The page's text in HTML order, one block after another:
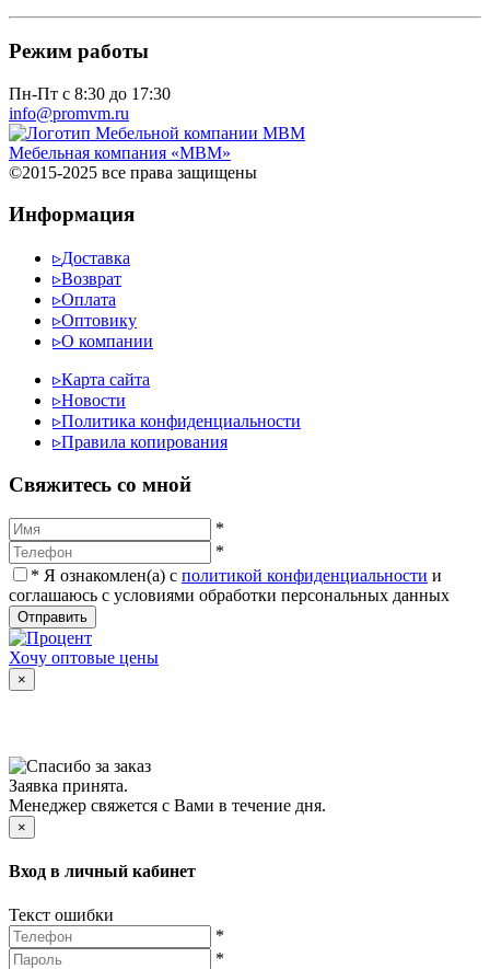
Режим работы
Пн-Пт с 8:30 до 17:30
info@promvm.ru
Мебельная компания «МВМ»
©2015-2025 все права защищены
Информация
▹Доставка
▹Возврат
▹Оплата
▹Оптовику
▹О компании
▹Карта сайта
▹Новости
▹Политика конфиденциальности
▹Правила копирования
Cвяжитесь со мной
*
*
* Я ознакомлен(а) с политикой конфиденциальности и
соглашаюсь с условиями обработки персональных данных
Отправить
Хочу оптовые цены
×
Заявка принята.
Менеджер свяжется с Вами в течение дня.
×
Вход в личный кабинет
Текст ошибки
*
*